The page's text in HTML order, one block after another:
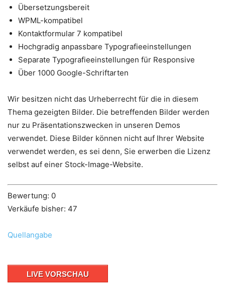
Übersetzungsbereit
WPML-kompatibel
Kontaktformular 7 kompatibel
Hochgradig anpassbare Typografieeinstellungen
Separate Typografieeinstellungen für Responsive
Über 1000 Google-Schriftarten
Wir besitzen nicht das Urheberrecht für die in diesem
Thema gezeigten Bilder. Die betreffenden Bilder werden
nur zu Präsentationszwecken in unseren Demos
verwendet. Diese Bilder können nicht auf Ihrer Website
verwendet werden, es sei denn, Sie erwerben die Lizenz
selbst auf einer Stock-Image-Website.
Bewertung: 0
Verkäufe bisher: 47
Quellangabe
LIVE VORSCHAU